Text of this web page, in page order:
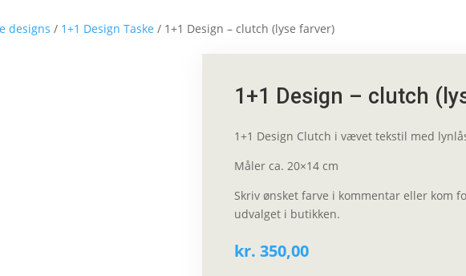
designs / 1+1 Design Taske / 1+1 Design – clutch (lyse farver)
1+1 Design – clutch
1+1 Design Clutch i vævet tekstil med
Måler ca. 20×14 cm
Skriv ønsket farve i kommentar eller kom
udvalget i butikken.
kr. 350,00